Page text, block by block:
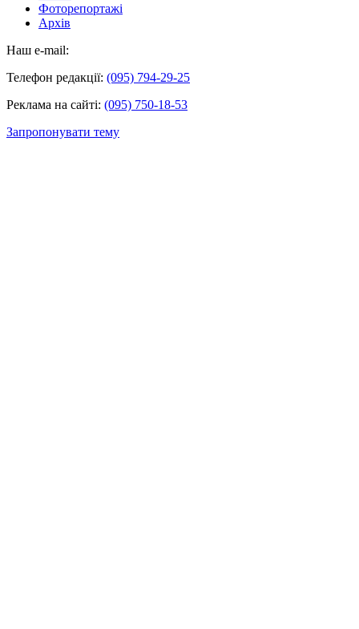
Фоторепортажі
Архів
Наш e-mail:
Телефон редакції: (095) 794-29-25
Реклама на сайті: (095) 750-18-53
Запропонувати тему